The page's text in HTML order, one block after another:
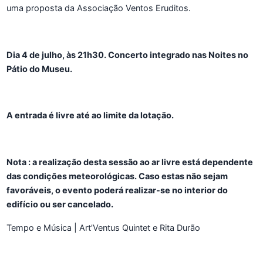
uma proposta da Associação Ventos Eruditos.
Dia 4 de julho, às 21h30. Concerto integrado nas Noites no
Pátio do Museu.
A entrada é livre até ao limite da lotação.
Nota : a realização desta sessão ao ar livre está dependente
das condições meteorológicas. Caso estas não sejam
favoráveis, o evento poderá realizar-se no interior do
edifício ou ser cancelado.
Tempo e Música | Art’Ventus Quintet e Rita Durão